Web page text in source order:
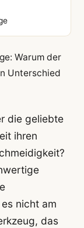
Warum der
Unterschied
die geliebte
ihren
nicht am
das